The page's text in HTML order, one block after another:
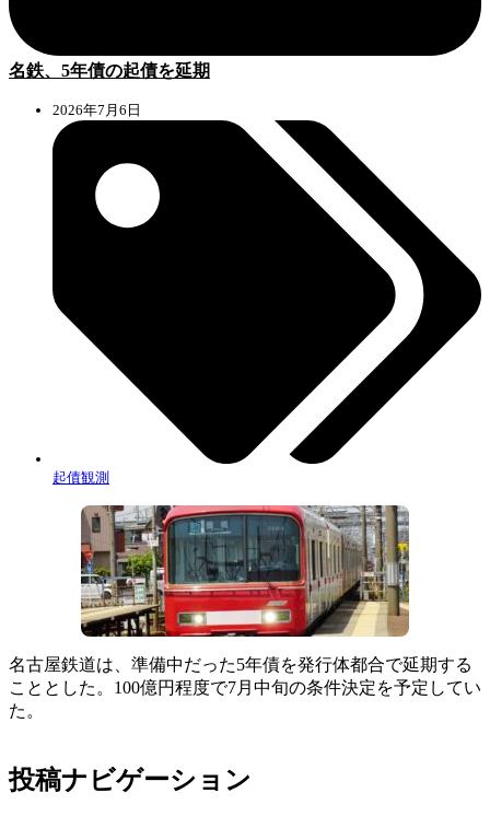
名鉄、5年債の起債を延期
2026年7月6日
起債観測
名古屋鉄道は、準備中だった5年債を発行体都合で延期する
こととした。100億円程度で7月中旬の条件決定を予定してい
た。
投稿ナビゲーション